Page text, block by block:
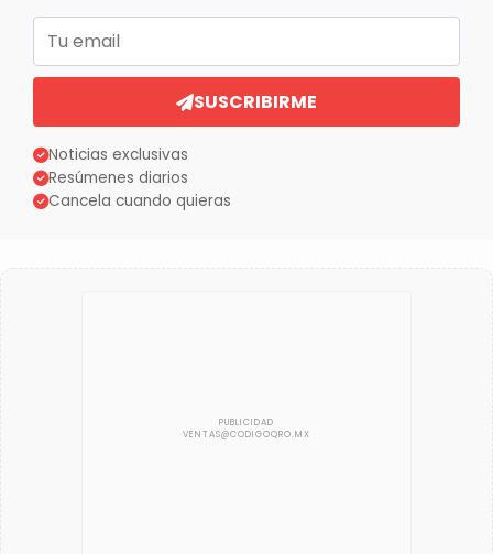
SUSCRIBIRME
Noticias exclusivas
Resúmenes diarios
Cancela cuando quieras